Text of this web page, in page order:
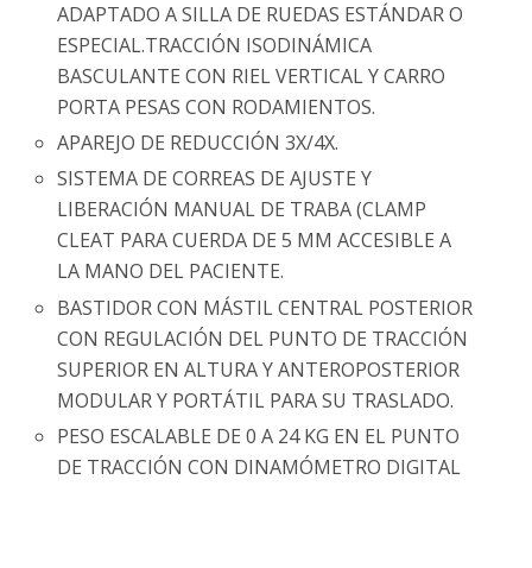
ADAPTADO A SILLA DE RUEDAS ESTÁNDAR O
ESPECIAL.TRACCIÓN ISODINÁMICA
BASCULANTE CON RIEL VERTICAL Y CARRO
PORTA PESAS CON RODAMIENTOS.
APAREJO DE REDUCCIÓN 3X/4X.
SISTEMA DE CORREAS DE AJUSTE Y
LIBERACIÓN MANUAL DE TRABA (CLAMP
CLEAT PARA CUERDA DE 5 MM ACCESIBLE A
LA MANO DEL PACIENTE.
BASTIDOR CON MÁSTIL CENTRAL POSTERIOR
CON REGULACIÓN DEL PUNTO DE TRACCIÓN
SUPERIOR EN ALTURA Y ANTEROPOSTERIOR
MODULAR Y PORTÁTIL PARA SU TRASLADO.
PESO ESCALABLE DE 0 A 24 KG EN EL PUNTO
DE TRACCIÓN CON DINAMÓMETRO DIGITAL